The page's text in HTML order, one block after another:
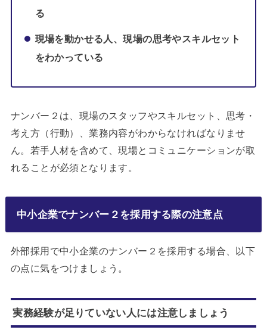
る
現場を動かせる人、現場の思考やスキルセット
をわかっている
ナンバー２は、現場のスタッフやスキルセット、思考・
考え方（行動）、業務内容がわからなければなりませ
ん。若手人材を含めて、現場とコミュニケーションが取
れることが必須となります。
中小企業でナンバー２を採用する際の注意点
外部採用で中小企業のナンバー２を採用する場合、以下
の点に気をつけましょう。
実務経験が足りていない人には注意しましょう